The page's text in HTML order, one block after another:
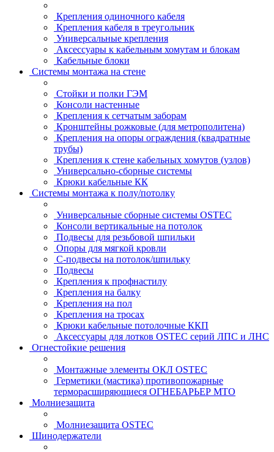
Крепления одиночного кабеля
Крепления кабеля в треугольник
Универсальные крепления
Аксессуары к кабельным хомутам и блокам
Кабельные блоки
Системы монтажа на стене
Стойки и полки ГЭМ
Консоли настенные
Крепления к сетчатым заборам
Кронштейны рожковые (для метрополитена)
Крепления на опоры ограждения (квадратные
трубы)
Крепления к стене кабельных хомутов (узлов)
Универсально-сборные системы
Крюки кабельные КК
Системы монтажа к полу/потолку
Универсальные сборные системы OSTEC
Консоли вертикальные на потолок
Подвесы для резьбовой шпильки
Опоры для мягкой кровли
С-подвесы на потолок/шпильку
Подвесы
Крепления к профнастилу
Крепления на балку
Крепления на пол
Крепления на тросах
Крюки кабельные потолочные ККП
Аксессуары для лотков OSTEC серий ЛПС и ЛНС
Огнестойкие решения
Монтажные элементы ОКЛ OSTEC
Герметики (мастика) противопожарные
терморасширяющиеся ОГНЕБАРЬЕР МТО
Молниезащита
Молниезащита OSTEC
Шинодержатели